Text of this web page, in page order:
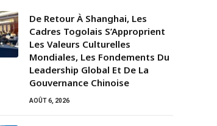
De Retour À Shanghai, Les
Cadres Togolais S’Approprient
Les Valeurs Culturelles
Mondiales, Les Fondements Du
Leadership Global Et De La
Gouvernance Chinoise
AOÛT 6, 2026